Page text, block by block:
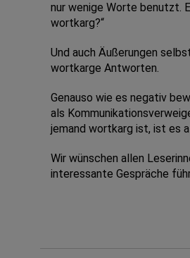
nur wenige Worte benutzt.
wortkarg?“
Und auch Äußerungen
wortkarge Antworten.
Genauso wie es negativ
als
jemand wortkarg ist, ist es
Wir wünschen allen
interessante Gespräche